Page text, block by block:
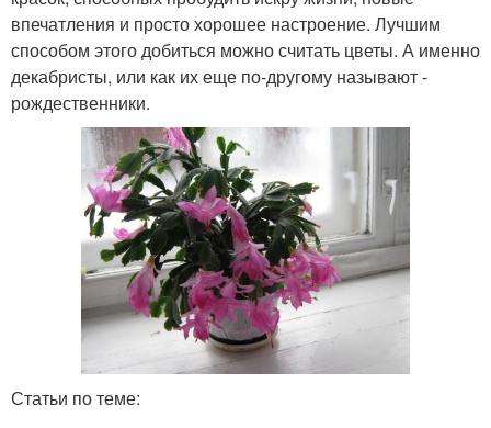
впечатления и просто хорошее настроение. Лучшим
способом этого добиться можно считать цветы. А именно
декабристы, или как их еще по-другому называют -
рождественники.
Статьи по теме: